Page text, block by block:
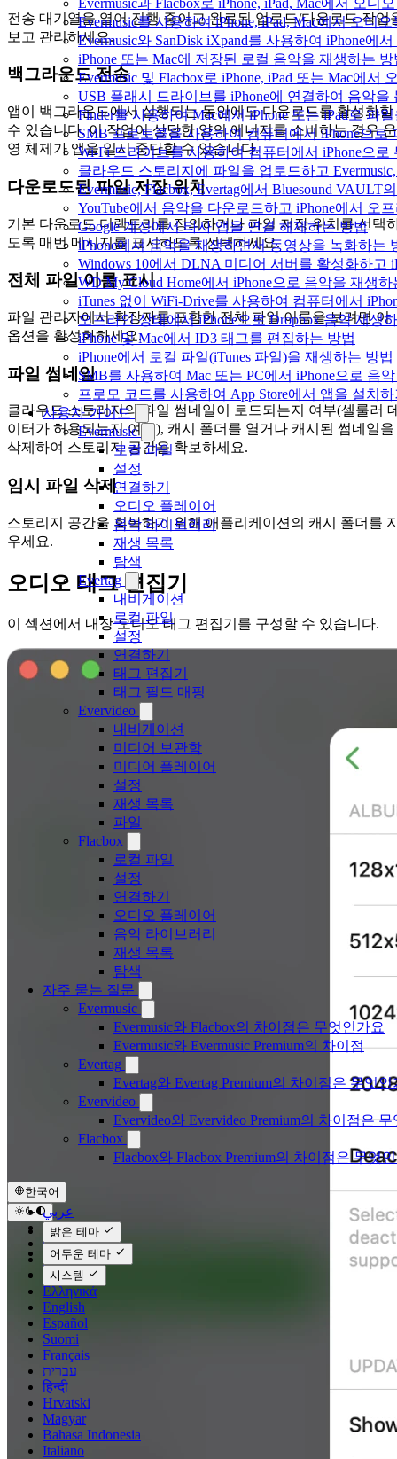
Evermusic과 Flacbox로 iPhone, iPad, Mac에서 오
Evermusic를 사용하여 iPhone, iPad, Mac에서 오디
Evermusic와 SanDisk iXpand를 사용하여 iPhone
iPhone 또는 Mac에 저장된 로컬 음악을 재생하는 방
Evermusic 및 Flacbox로 iPhone, iPad 또는 Mac에
USB 플래시 드라이브를 iPhone에 연결하여 음악
Finder를 사용하여 Mac에서 iPhone 또는 iPad로 파
SMB 프로토콜을 사용하여 컴퓨터에서 iPhone으로
Wi-Fi 드라이브를 사용하여 컴퓨터에서 iPhone으
클라우드 스토리지에 파일을 업로드하고
Evermusic, Flacbox, Evertag에서 Bluesound
YouTube에서 음악을 다운로드하고 iPhone에서 오
Google 계정에서 타사 앱을 연결 해제하는 방법
iPhone에서 음악을 재생하면서 동영상을 녹화하는
Windows 10에서 DLNA 미디어 서버를 활성화하고
WD My Cloud Home에서 iPhone으로 음악을 재생
iTunes 없이 WiFi-Drive를 사용하여 컴퓨터에서
오프라인 상태에서 iPhone으로 Dropbox 음악 재생
iPhone 및 Mac에서 ID3 태그를 편집하는 방법
iPhone에서 로컬 파일(iTunes 파일)을 재생하는 방법
SMB를 사용하여 Mac 또는 PC에서 iPhone으로 음
프로모 코드를 사용하여 App Store에서 앱을 설치
사용자 가이드
Evermusic
로컬 파일
설정
연결하기
오디오 플레이어
음악 라이브러리
재생 목록
탐색
Evertag
내비게이션
로컬 파일
설정
연결하기
태그 편집기
태그 필드 매핑
Evervideo
내비게이션
미디어 보관함
미디어 플레이어
설정
재생 목록
파일
Flacbox
로컬 파일
설정
연결하기
오디오 플레이어
음악 라이브러리
재생 목록
탐색
자주 묻는 질문
Evermusic
Evermusic와 Flacbox의 차이점은 무엇인가요
Evermusic와 Evermusic Premium의 차이점
Evertag
Evertag와 Evertag Premium의 차이점은 무엇인
Evervideo
Evervideo와 Evervideo Premium의 차이점은
Flacbox
Flacbox와 Flacbox Premium의 차이점은 무엇
한국어
عربي
Català
Čeština
Dansk
Deutsch
Ελληνικά
English
Español
Suomi
Français
עברית
हिन्दी
Hrvatski
Magyar
Bahasa Indonesia
Italiano
밝은 테마
어두운 테마
시스템
전송 대기열을 열어 진행 중이고 완료된 업로드/다운로드 작업
보고 관리하세요.
백그라운드 전송
앱이 백그라운드에서 실행되는 동안에도 다운로드를 활성화할
수 있습니다. 이 작업이 상당한 양의 에너지를 소비하는 경우 운
영 체제가 앱을 일시 중단할 수 있습니다.
다운로드된 파일 저장 위치
기본 다운로드 디렉토리를 정의하거나 파일 저장 위치를 선택
도록 매번 메시지를 표시하도록 선택하세요.
전체 파일 이름 표시
파일 관리자에서 확장자를 포함한 전체 파일 이름을 보려면 이
옵션을 활성화하세요.
파일 썸네일
클라우드 스토리지의 파일 썸네일이 로드되는지 여부(셀룰러
이터가 허용되는지 여부), 캐시 폴더를 열거나 캐시된 썸네일을
삭제하여 스토리지 공간을 확보하세요.
임시 파일 삭제
스토리지 공간을 회복하기 위해 애플리케이션의 캐시 폴더를
우세요.
오디오 태그 편집기
이 섹션에서 내장 오디오 태그 편집기를 구성할 수 있습니다.